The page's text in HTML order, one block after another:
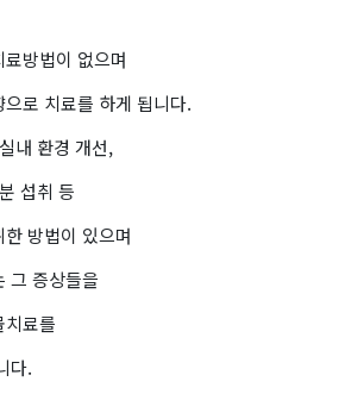
방법이 없으며
로 치료를 하게 됩니다.
내 환경 개선,
섭취 등
방법이 있으며
그 증상들을
치료를
다.